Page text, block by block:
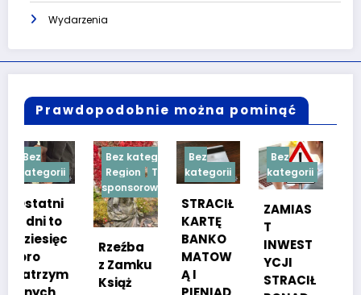
Wydarzenia
Prawdopodobnie można pominąć
Bez kategorii
Region
Treść
sponsorowana
Rzeźba
z Zamku
Książ
Bez
kategorii
STRACIŁ
KARTĘ
BANKO
MATOW
Ą I
Bez
kategorii
ZAMIAS
T
INWEST
YCJI
Bez
kategorii
TESTY
NOŚCIO
WE DLA
KANDYD